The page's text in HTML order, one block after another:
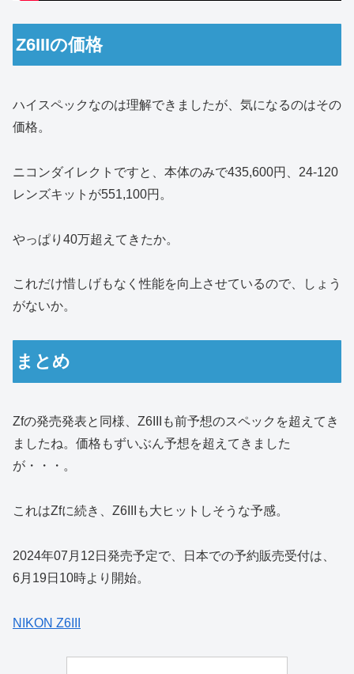
Z6IIIの価格
ハイスペックなのは理解できましたが、気になるのはその
価格。
ニコンダイレクトですと、本体のみで435,600円、24-120
レンズキットが551,100円。
やっぱり40万超えてきたか。
これだけ惜しげもなく性能を向上させているので、しょう
がないか。
まとめ
Zfの発売発表と同様、Z6IIIも前予想のスペックを超えてき
ましたね。価格もずいぶん予想を超えてきました
が・・・。
これはZfに続き、Z6IIIも大ヒットしそうな予感。
2024年07月12日発売予定で、日本での予約販売受付は、
6月19日10時より開始。
NIKON Z6III